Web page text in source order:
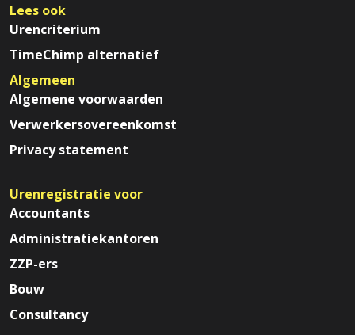
Lees ook
Urencriterium
TimeChimp alternatief
Algemeen
Algemene voorwaarden
Verwerkersovereenkomst
Privacy statement
Urenregistratie voor
Accountants
Administratiekantoren
ZZP-ers
Bouw
Consultancy